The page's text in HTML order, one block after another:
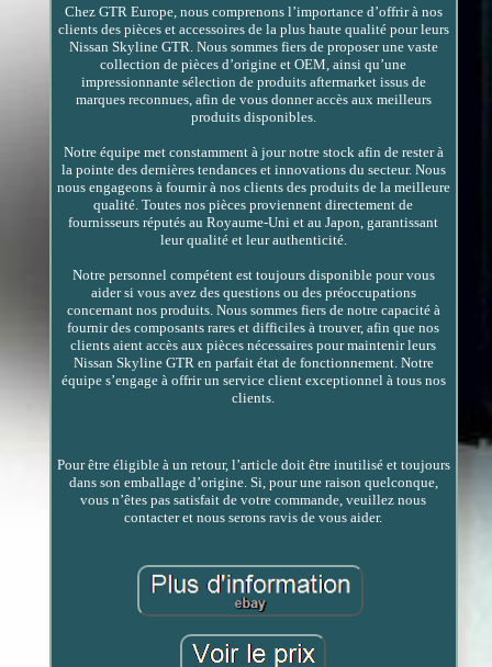
Chez GTR Europe, nous comprenons l’importance d’offrir à nos
clients des pièces et accessoires de la plus haute qualité pour leurs
Nissan Skyline GTR. Nous sommes fiers de proposer une vaste
collection de pièces d’origine et OEM, ainsi qu’une
impressionnante sélection de produits aftermarket issus de
marques reconnues, afin de vous donner accès aux meilleurs
produits disponibles.
Notre équipe met constamment à jour notre stock afin de rester à
la pointe des dernières tendances et innovations du secteur. Nous
nous engageons à fournir à nos clients des produits de la meilleure
qualité. Toutes nos pièces proviennent directement de
fournisseurs réputés au Royaume-Uni et au Japon, garantissant
leur qualité et leur authenticité.
Notre personnel compétent est toujours disponible pour vous
aider si vous avez des questions ou des préoccupations
concernant nos produits. Nous sommes fiers de notre capacité à
fournir des composants rares et difficiles à trouver, afin que nos
clients aient accès aux pièces nécessaires pour maintenir leurs
Nissan Skyline GTR en parfait état de fonctionnement. Notre
équipe s’engage à offrir un service client exceptionnel à tous nos
clients.
Pour être éligible à un retour, l’article doit être inutilisé et toujours
dans son emballage d’origine. Si, pour une raison quelconque,
vous n’êtes pas satisfait de votre commande, veuillez nous
contacter et nous serons ravis de vous aider.